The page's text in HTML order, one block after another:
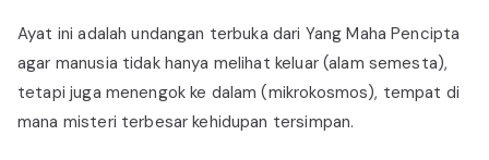
Ayat ini adalah undangan terbuka dari Yang Maha Pencipta
agar manusia tidak hanya melihat keluar (alam semesta),
tetapi juga menengok ke dalam (mikrokosmos), tempat di
mana misteri terbesar kehidupan tersimpan.